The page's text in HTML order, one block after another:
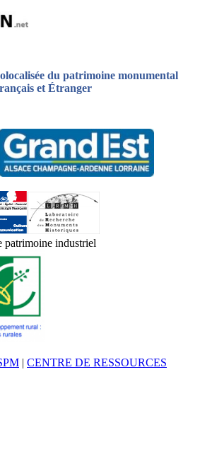
du patrimoine monumental
et Étranger
| CENTRE DE RESSOURCES